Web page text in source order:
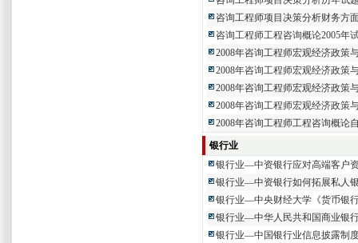
咨询工程师项目决策分析财务方
咨询工程师工程咨询概论2005年
2008年咨询工程师宏观经济政策
2008年咨询工程师宏观经济政策
2008年咨询工程师宏观经济政策
2008年咨询工程师宏观经济政策
2008年咨询工程师工程咨询概论
银行业
银行业—中资银行应对高端客户
银行业—中资银行如何拓展私人
银行业—中央财经大学《货币银
银行业—中华人民共和国商业银
银行业—中国银行业信息披露制